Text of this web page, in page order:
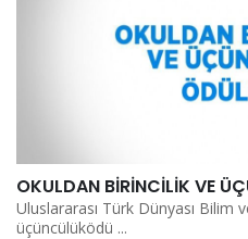
OKULDAN BİRİNCİLİK VE
Uluslararası Türk Dünyası Bilim
üçüncülüködü ...